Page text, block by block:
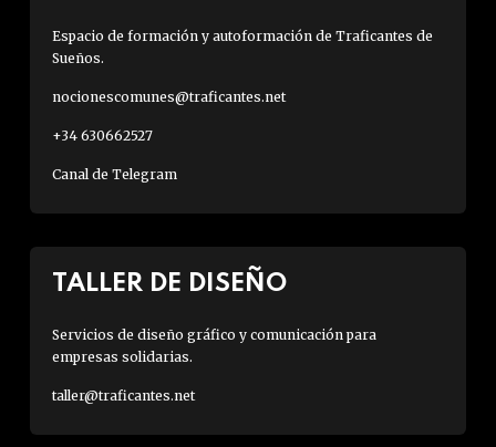
Espacio de formación y autoformación de Traficantes de
Sueños.
nocionescomunes@traficantes.net
+34 630662527
Canal de Telegram
TALLER DE DISEÑO
Servicios de diseño gráfico y comunicación para
empresas solidarias.
taller@traficantes.net